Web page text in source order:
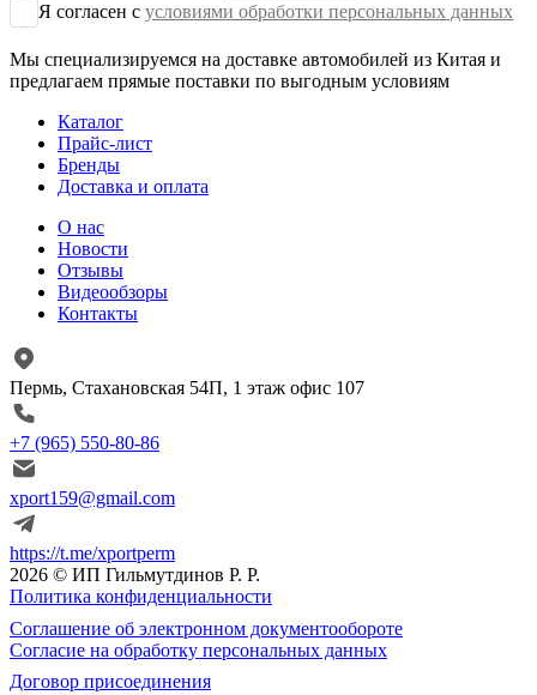
Я согласен сусловиями обработки персональных данных
Мы специализируемся на доставке автомобилей из Китая и
предлагаем прямые поставки по выгодным условиям
Каталог
Прайс-лист
Бренды
Доставка и оплата
О нас
Новости
Отзывы
Видеообзоры
Контакты
Пермь, Стахановская 54П, 1 этаж офис 107
+7 (965) 550-80-86
xport159@gmail.com
https://t.me/xportperm
2026 © ИП Гильмутдинов Р. Р.
Политика конфиденциальности
Соглашение об электронном документообороте
Согласие на обработку персональных данных
Договор присоединения